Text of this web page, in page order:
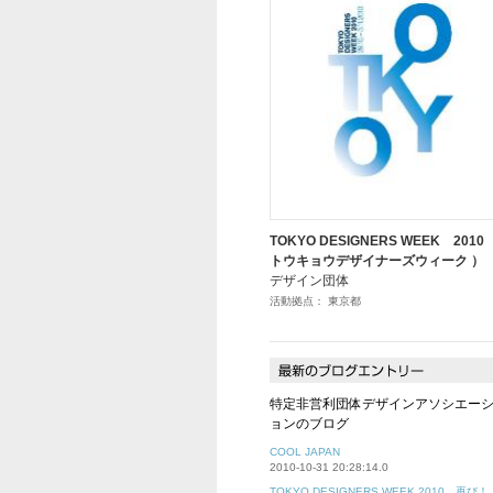
TOKYO DESIGNERS WEEK 2010
トウキョウデザイナーズウィーク ）
デザイン団体
活動拠点： 東京都
特定非営利団体デザインアソシエーシ
ョンのブログ
COOL JAPAN
2010-10-31 20:28:14.0